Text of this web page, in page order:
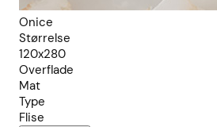
Onice
Størrelse
120x280
Overflade
Mat
Type
Flise